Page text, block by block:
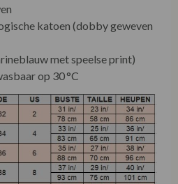
katoen (dobby geweven
met speelse print)
op 30 °C